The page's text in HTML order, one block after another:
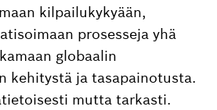
kilpailukykyään,
prosesseja yhä
globaalin
kehitystä ja tasapainotusta.
mutta tarkasti.